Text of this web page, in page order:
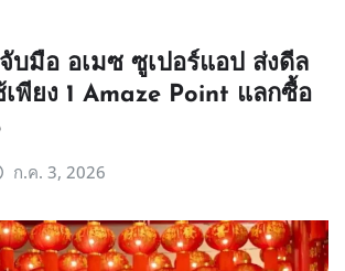
บมือ อเมซ ซูเปอร์แอป ส่งดีล
พียง 1 Amaze Point แลกซื้อ
ก.ค. 3, 2026